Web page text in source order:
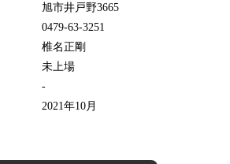
旭市井戸野3665
0479-63-3251
椎名正剛
未上場
-
2021年10月